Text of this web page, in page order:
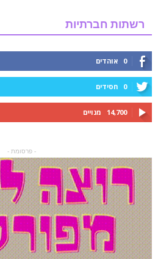
רשתות חברתיות
0 אוהדים
0 חסידים
14,700 מנויים
- פרסומת -